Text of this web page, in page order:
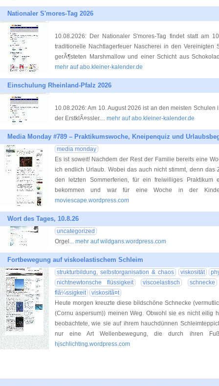
Nationaler S'mores-Tag 2026
10.08.2026: Der Nationaler S'mores-Tag findet statt am
traditionelle Nachtlagerfeuer Nascherei in den Vereinigten
gerÃ¶steten Marshmallow und einer Schicht aus
mehr auf abo.kleiner-kalender.de
Einschulung Rheinland-Pfalz 2026
10.08.2026: Am 10. August 2026 ist an den meisten
der ErstklÃ¤ssler.... mehr auf abo.kleiner-kalender.de
Media Monday #789 – Praktikumswoche, Kneipenquiz und
media monday
Es ist soweit! Nachdem der Rest der Familie bereits eine
ich endlich Urlaub. Wobei das auch nicht stimmt, denn das
den letzten Sommerferien, für ein freiwilliges Praktikum
bekommen und war für eine Woche in der
moviescape.wordpress.com
Wort des Tages, 10.8.26
uncategorized
Orgel ... mehr auf wildgans.wordpress.com
Fortbewegung auf viskoelastischem Schleim
strukturbildung, selbstorganisation & chaos viskosität
nichtnewtonsche flüssigkeit
viscoelastisch
schnecke
flã¼ssigkeit
viskositã¤t
Heute morgen kreuzte diese bildschöne Schnecke
(Cornu aspersum)) meinen Weg. Obwohl sie es nicht eilig
beobachtete, wie sie auf ihrem hauchdünnen
nur eine Art Wellenbewegung, die durch ihren
hjschlichting.wordpress.com